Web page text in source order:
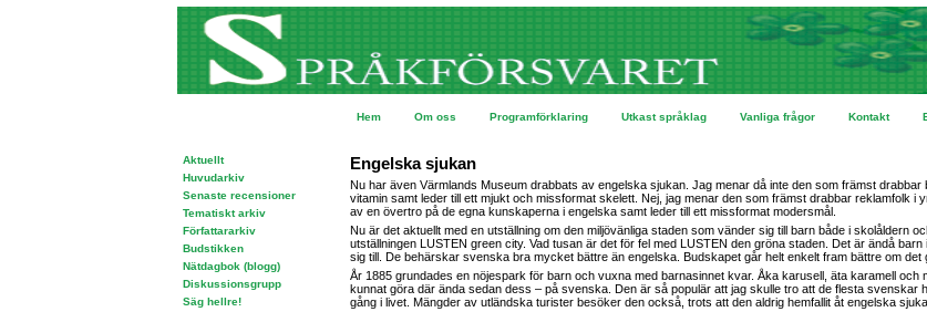
Hem Om oss Programförklaring Utkast språklag Vanliga frågor Kontakt
Aktuellt
Huvudarkiv
Senaste recensioner
Tematiskt arkiv
Författararkiv
Budstikken
Nätdagbok (blogg)
Diskussionsgrupp
Säg hellre!
Engelska sjukan
Nu har även Värmlands Museum drabbats av engelska sjukan. Jag menar då inte den som främst
vitamin samt leder till ett mjukt och missformat skelett. Nej, jag menar den som främst drabbar reklamfolk i
av en övertro på de egna kunskaperna i engelska samt leder till ett missformat modersmål.
Nu är det aktuellt med en utställning om den miljövänliga staden som vänder sig till barn både i skolåldern
utställningen LUSTEN green city. Vad tusan är det för fel med LUSTEN den gröna staden. Det är ändå
sig till. De behärskar svenska bra mycket bättre än engelska. Budskapet går helt enkelt fram bättre om det
År 1885 grundades en nöjespark för barn och vuxna med barnasinnet kvar. Åka karusell, äta karamell och
kunnat göra där ända sedan dess – på svenska. Den är så populär att jag skulle tro att de flesta svenskar
gång i livet. Mängder av utländska turister besöker den också, trots att den aldrig hemfallit åt engelska